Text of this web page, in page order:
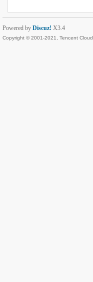
Powered by Discuz! X3.4
Copyright © 2001-2021, Tencent Cloud.